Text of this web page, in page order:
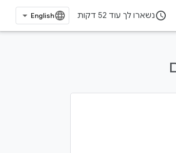
access_timeנשארו לך עוד 52 דקות